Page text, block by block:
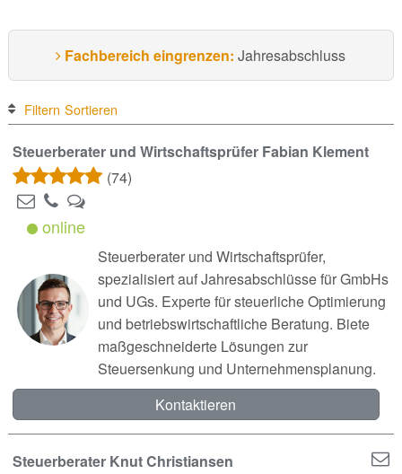
Fachbereich eingrenzen: Jahresabschluss
Filtern Sortieren
Steuerberater und Wirtschaftsprüfer Fabian Klement
(74)
online
Steuerberater und Wirtschaftsprüfer,
spezialisiert auf Jahresabschlüsse für GmbHs
und UGs. Experte für steuerliche Optimierung
und betriebswirtschaftliche Beratung. Biete
maßgeschneiderte Lösungen zur
Steuersenkung und Unternehmensplanung.
Kontaktieren
Steuerberater Knut Christiansen